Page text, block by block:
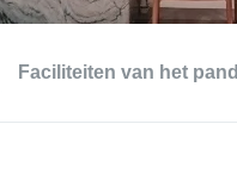
Faciliteiten van het pand